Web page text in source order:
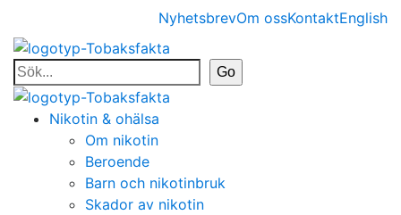
NyhetsbrevOm ossKontaktEnglish
Nikotin & ohälsa
Om nikotin
Beroende
Barn och nikotinbruk
Skador av nikotin